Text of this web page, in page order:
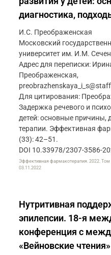
диагностика,
И.С. Преображенская
Московский
университет им. И.М.
Адрес для переписки:
Преображенская,
Для цитирования:
Задержка речевого и
детей: основные причины,
терапии. Эффективная
(33): 42–51.
DOI 10.33978/2307-3586-
Эффективная фармакотерапия. 2022. Том
03.11.2022
Нутритивная
эпилепсии. 18-я
конференция с
«Вейновские чтения»